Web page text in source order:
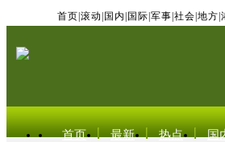
首页 滚动 国内 国际 军事 社会 地方
首页 最新 热点 国